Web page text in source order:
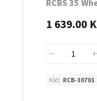
RCBS 35
1 639.00
Kód: RCB-30701